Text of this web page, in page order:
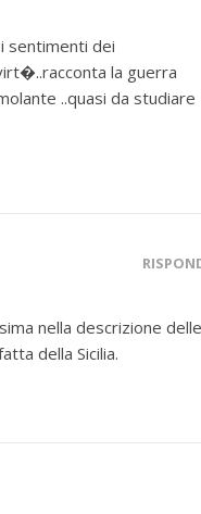
sentimenti dei
la guerra
..quasi da studiare
nella descrizione delle
della Sicilia.